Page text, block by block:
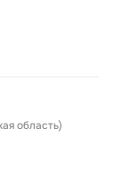
область)